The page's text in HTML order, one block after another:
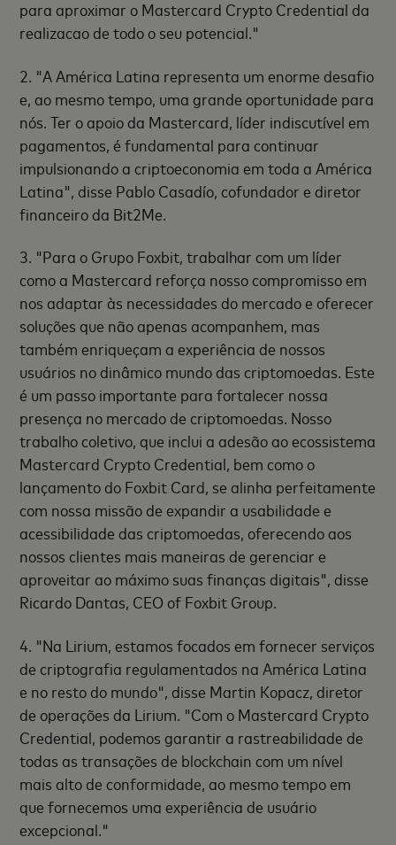
para aproximar o Mastercard Crypto Credential da
realizacao de todo o seu potencial."
2. "A América Latina representa um enorme desafio
e, ao mesmo tempo, uma grande oportunidade para
nós. Ter o apoio da Mastercard, líder indiscutível em
pagamentos, é fundamental para continuar
impulsionando a criptoeconomia em toda a América
Latina", disse Pablo Casadío, cofundador e diretor
financeiro da Bit2Me.
3. "Para o Grupo Foxbit, trabalhar com um líder
como a Mastercard reforça nosso compromisso em
nos adaptar às necessidades do mercado e oferecer
soluções que não apenas acompanhem, mas
também enriqueçam a experiência de nossos
usuários no dinâmico mundo das criptomoedas. Este
é um passo importante para fortalecer nossa
presença no mercado de criptomoedas. Nosso
trabalho coletivo, que inclui a adesão ao ecossistema
Mastercard Crypto Credential, bem como o
lançamento do Foxbit Card, se alinha perfeitamente
com nossa missão de expandir a usabilidade e
acessibilidade das criptomoedas, oferecendo aos
nossos clientes mais maneiras de gerenciar e
aproveitar ao máximo suas finanças digitais", disse
Ricardo Dantas, CEO of Foxbit Group.
4. "Na Lirium, estamos focados em fornecer serviços
de criptografia regulamentados na América Latina
e no resto do mundo", disse Martin Kopacz, diretor
de operações da Lirium. "Com o Mastercard Crypto
Credential, podemos garantir a rastreabilidade de
todas as transações de blockchain com um nível
mais alto de conformidade, ao mesmo tempo em
que fornecemos uma experiência de usuário
excepcional."